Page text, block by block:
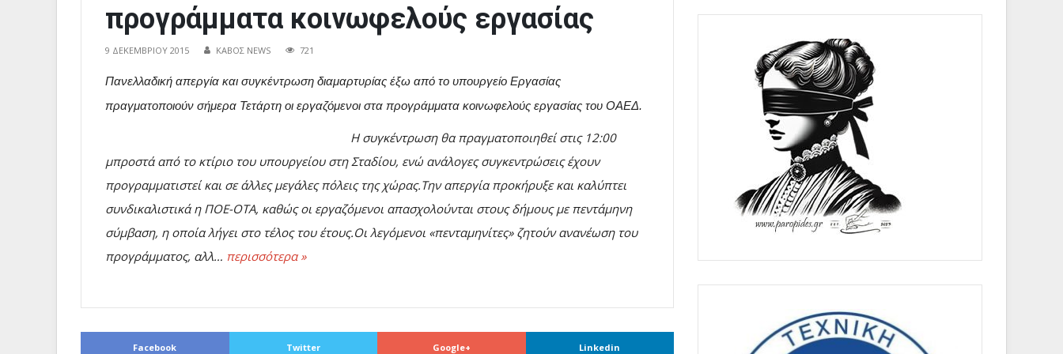
προγράμματα κοινωφελούς εργασίας
9 ΔΕΚΕΜΒΡΊΟΥ 2015 ΚΑΒΟΣ NEWS 721
Πανελλαδική απεργία και συγκέντρωση διαμαρτυρίας έξω από το υπουργείο Εργασίας
πραγματοποιούν σήμερα Τετάρτη οι εργαζόμενοι στα προγράμματα κοινωφελούς εργασίας του ΟΑΕΔ.
Η συγκέντρωση θα πραγματοποιηθεί στις 12:00
μπροστά από το κτίριο του υπουργείου στη Σταδίου, ενώ ανάλογες συγκεντρώσεις έχουν
προγραμματιστεί και σε άλλες μεγάλες πόλεις της χώρας.Την απεργία προκήρυξε και καλύπτει
συνδικαλιστικά η ΠΟΕ-ΟΤΑ, καθώς οι εργαζόμενοι απασχολούνται στους δήμους με πεντάμηνη
σύμβαση, η οποία λήγει στο τέλος του έτους.Οι λεγόμενοι «πενταμηνίτες» ζητούν ανανέωση του
προγράμματος, αλλ… περισσότερα »
Facebook Twitter Google+ Linkedin